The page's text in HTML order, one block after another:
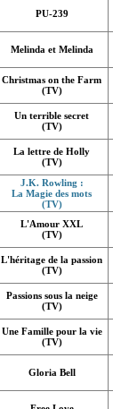
PU-239
Melinda et Melinda
Christmas on the Farm
(TV)
Un terrible secret
(TV)
La lettre de Holly
(TV)
J.K. Rowling :
La Magie des mots
(TV)
L'Amour XXL
(TV)
L'héritage de la passion
(TV)
Passions sous la neige
(TV)
Une Famille pour la vie
(TV)
Gloria Bell